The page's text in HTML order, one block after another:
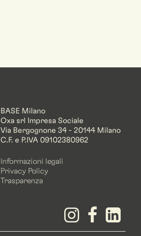
BASE Milano
Oxa srl Impresa Sociale
Via Bergognone 34 - 20144 Milano
C.F. e P.IVA 09102380962
Informazioni legali
Privacy Policy
Trasparenza